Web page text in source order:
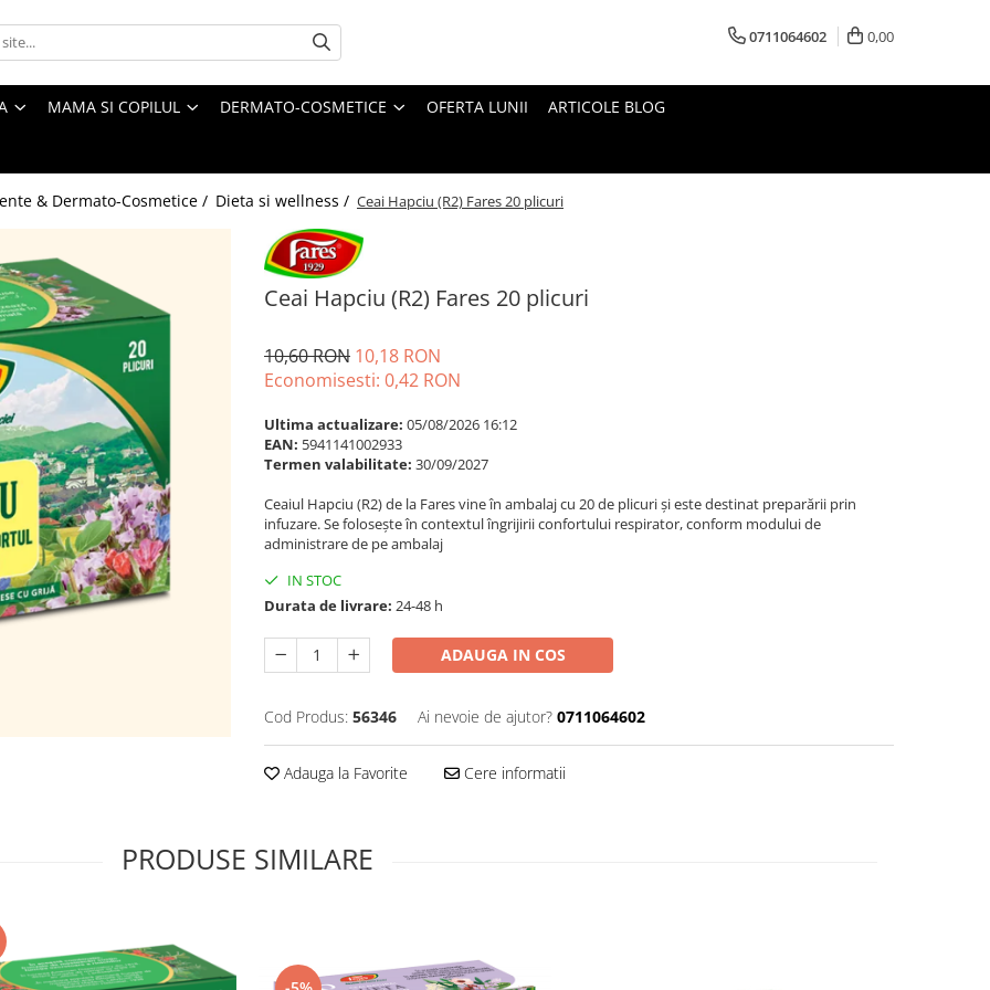
0711064602 0,00
MAMA SI COPILUL DERMATO-COSMETICE OFERTA LUNII ARTICOLE BLOG
& Dermato-Cosmetice / Dieta si wellness / Ceai Hapciu (R2) Fares 20 plicuri
Ceai Hapciu (R2) Fares 20 plicuri
10,60 RON 10,18 RON
Economisesti: 0,42 RON
Ultima actualizare: 05/08/2026 16:12
EAN: 5941141002933
Termen valabilitate: 30/09/2027
Ceaiul Hapciu (R2) de la Fares vine în ambalaj cu 20 de plicuri și este destinat preparării prin
infuzare. Se folosește în contextul îngrijirii confortului respirator, conform modului de
administrare de pe ambalaj
IN STOC
Durata de livrare: 24-48 h
ADAUGA IN COS
Cod Produs: 56346 Ai nevoie de ajutor? 0711064602
Adauga la Favorite Cere informatii
PRODUSE SIMILARE